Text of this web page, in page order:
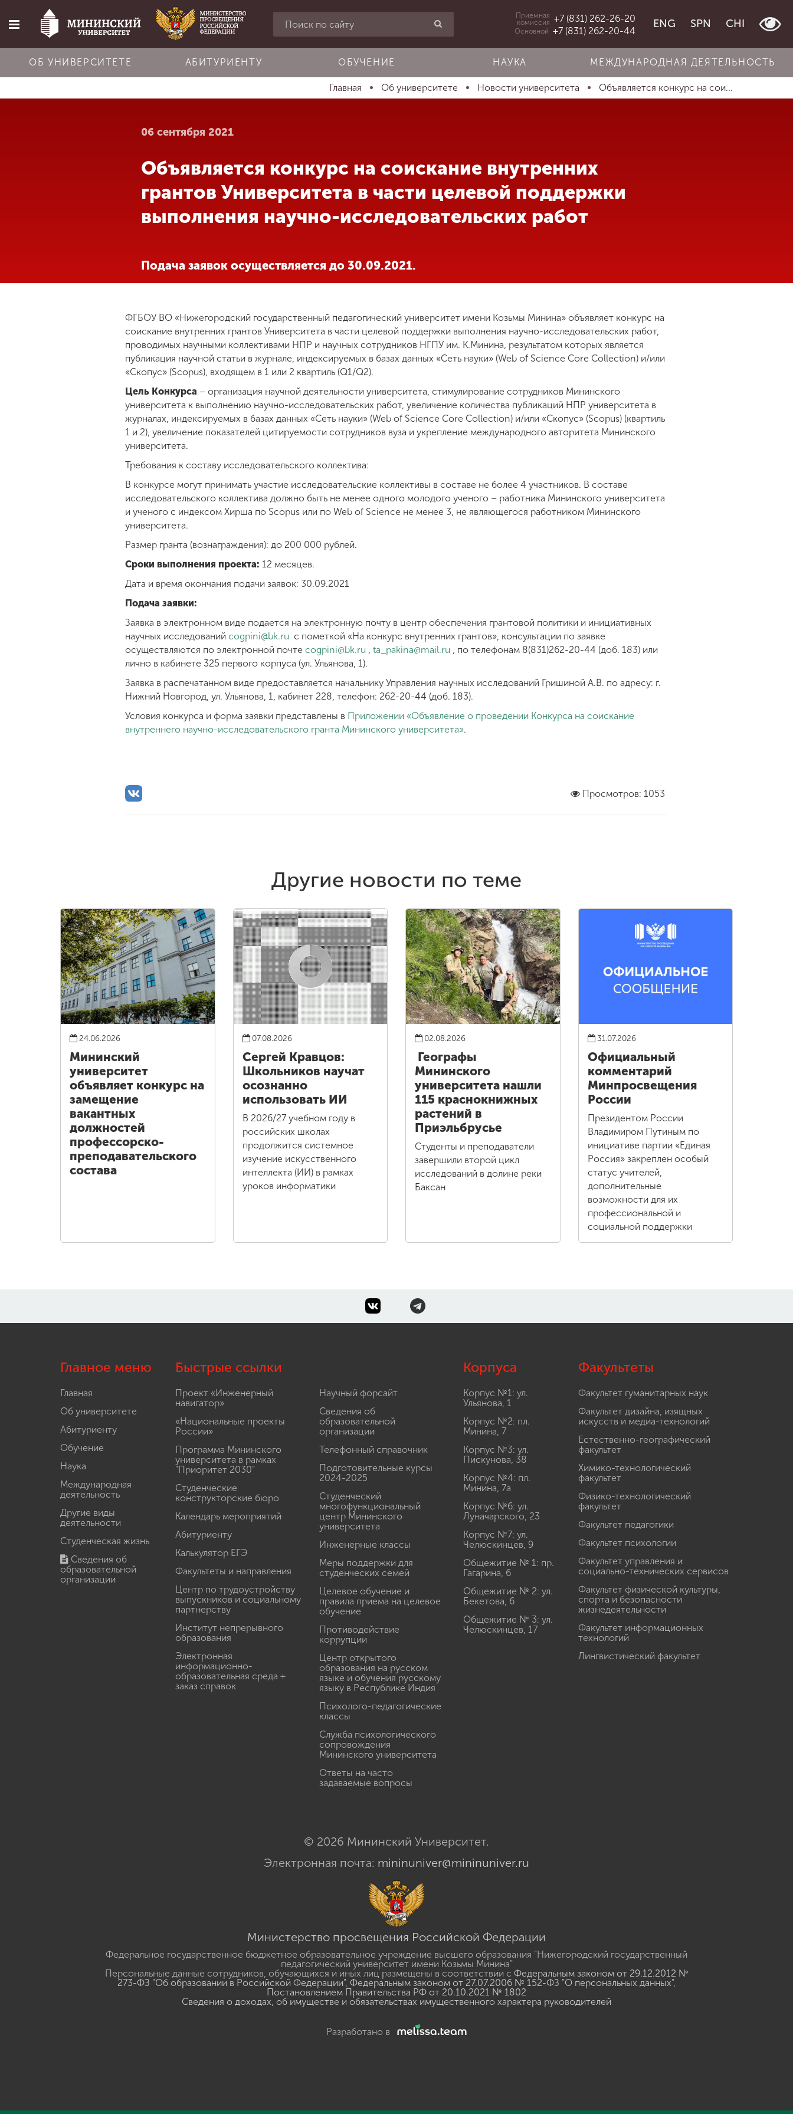
Главная
Международная
Приемная
комиссия +7 (831) 262-26-20
Основной +7 (831) 262-20-44
ENG SPN CHI
ОБ УНИВЕРСИТЕТЕ АБИТУРИЕНТУ ОБУЧЕНИЕ НАУКА МЕЖДУНАРОДНАЯ ДЕЯТЕЛЬНОСТЬ
Главная Об университете Новости университета Объявляется конкурс на сои...
06 сентября 2021
Объявляется конкурс на соискание внутренних
грантов Университета в части целевой поддержки
выполнения научно-исследовательских работ
Подача заявок осуществляется до 30.09.2021.
ФГБОУ ВО «Нижегородский государственный педагогический университет имени Козьмы Минина» объявляет конкурс на
соискание внутренних грантов Университета в части целевой поддержки выполнения научно-исследовательских работ,
проводимых научными коллективами НПР и научных сотрудников НГПУ им. К.Минина, результатом которых является
публикация научной статьи в журнале, индексируемых в базах данных «Сеть науки» (Web of Science Core Collection) и/или
«Скопус» (Scopus), входящем в 1 или 2 квартиль (Q1/Q2).
Цель Конкурса – организация научной деятельности университета, стимулирование сотрудников Мининского
университета к выполнению научно-исследовательских работ, увеличение количества публикаций НПР университета в
журналах, индексируемых в базах данных «Сеть науки» (Web of Science Core Collection) и/или «Скопус» (Scopus) (квартиль
1 и 2), увеличение показателей цитируемости сотрудников вуза и укрепление международного авторитета Мининского
университета.
Требования к составу исследовательского коллектива:
В конкурсе могут принимать участие исследовательские коллективы в составе не более 4 участников. В составе
исследовательского коллектива должно быть не менее одного молодого ученого – работника Мининского университета
и ученого с индексом Хирша по Scopus или по Web of Science не менее 3, не являющегося работником Мининского
университета.
Размер гранта (вознаграждения): до 200 000 рублей.
Сроки выполнения проекта: 12 месяцев.
Дата и время окончания подачи заявок: 30.09.2021
Подача заявки:
Заявка в электронном виде подается на электронную почту в центр обеспечения грантовой политики и инициативных
научных исследований cogpini@bk.ru с пометкой «На конкурс внутренних грантов», консультации по заявке
осуществляются по электронной почте cogpini@bk.ru , ta_pakina@mail.ru , по телефонам 8(831)262-20-44 (доб. 183) или
лично в кабинете 325 первого корпуса (ул. Ульянова, 1).
Заявка в распечатанном виде предоставляется начальнику Управления научных исследований Гришиной А.В. по адресу: г.
Нижний Новгород, ул. Ульянова, 1, кабинет 228, телефон: 262-20-44 (доб. 183).
Условия конкурса и форма заявки представлены в Приложении «Объявление о проведении Конкурса на соискание
внутреннего научно-исследовательского гранта Мининского университета».
Просмотров: 1053
Другие новости по теме
24.06.2026
Мининский
университет
объявляет конкурс на
замещение
вакантных
должностей
профессорско-
преподавательского
состава
07.08.2026
Сергей Кравцов:
Школьников научат
осознанно
использовать ИИ
В 2026/27 учебном году в
российских школах
продолжится системное
изучение искусственного
интеллекта (ИИ) в рамках
уроков информатики
02.08.2026
Географы
Мининского
университета нашли
115 краснокнижных
растений в
Приэльбрусье
Студенты и преподаватели
завершили второй цикл
исследований в долине реки
Баксан
31.07.2026
Официальный
комментарий
Минпросвещения
России
Президентом России
Владимиром Путиным по
инициативе партии «Единая
Россия» закреплен особый
статус учителей,
дополнительные
возможности для их
профессиональной и
социальной поддержки
Главное меню
Главная
Об университете
Абитуриенту
Обучение
Наука
Международная
деятельность
Другие виды
деятельности
Студенческая жизнь
Сведения об
образовательной
организации
Быстрые ссылки
Проект «Инженерный
навигатор»
«Национальные проекты
России»
Программа Мининского
университета в рамках
"Приоритет 2030"
Студенческие
конструкторские бюро
Календарь мероприятий
Абитуриенту
Калькулятор ЕГЭ
Факультеты и направления
Центр по трудоустройству
выпускников и социальному
партнерству
Институт непрерывного
образования
Электронная
информационно-
образовательная среда +
заказ справок
Научный форсайт
Сведения об
образовательной
организации
Телефонный справочник
Подготовительные курсы
2024-2025
Студенческий
многофункциональный
центр Мининского
университета
Инженерные классы
Меры поддержки для
студенческих семей
Целевое обучение и
правила приема на целевое
обучение
Противодействие
коррупции
Центр открытого
образования на русском
языке и обучения русскому
языку в Республике Индия
Психолого-педагогические
классы
Служба психологического
сопровождения
Мининского университета
Ответы на часто
задаваемые вопросы
Корпуса
Корпус №1: ул.
Ульянова, 1
Корпус №2: пл.
Минина, 7
Корпус №3: ул.
Пискунова, 38
Корпус №4: пл.
Минина, 7а
Корпус №6: ул.
Луначарского, 23
Корпус №7: ул.
Челюскинцев, 9
Общежитие № 1: пр.
Гагарина, 6
Общежитие № 2: ул.
Бекетова, 6
Общежитие № 3: ул.
Челюскинцев, 17
Факультеты
Факультет гуманитарных наук
Факультет дизайна, изящных
искусств и медиа-технологий
Естественно-географический
факультет
Химико-технологический
факультет
Физико-технологический
факультет
Факультет педагогики
Факультет психологии
Факультет управления и
социально-технических сервисов
Факультет физической культуры,
спорта и безопасности
жизнедеятельности
Факультет информационных
технологий
Лингвистический факультет
© 2026 Мининский Университет.
Электронная почта: mininuniver@mininuniver.ru
Министерство просвещения Российской Федерации
Федеральное государственное бюджетное образовательное учреждение высшего образования "Нижегородский государственный
педагогический университет имени Козьмы Минина"
Персональные данные сотрудников, обучающихся и иных лиц размещены в соответствии с Федеральным законом от 29.12.2012 №
273-ФЗ "Об образовании в Российской Федерации", Федеральным законом от 27.07.2006 № 152-ФЗ "О персональных данных",
Постановлением Правительства РФ от 20.10.2021 № 1802
Сведения о доходах, об имуществе и обязательствах имущественного характера руководителей
Разработано в